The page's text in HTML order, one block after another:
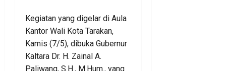
Kegiatan yang digelar di Aula
Kantor Wali Kota Tarakan,
Kamis (7/5), dibuka Gubernur
Kaltara Dr. H. Zainal A.
Paliwang, S.H., M.Hum., yang